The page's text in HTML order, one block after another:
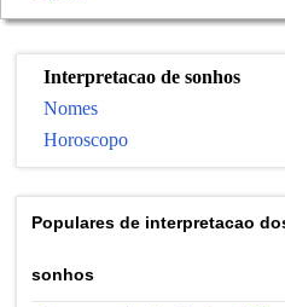
Interpretacao de sonhos
Nomes
Horoscopo
Populares de interpretacao
sonhos